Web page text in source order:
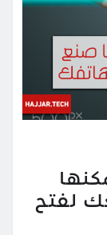
لفتح